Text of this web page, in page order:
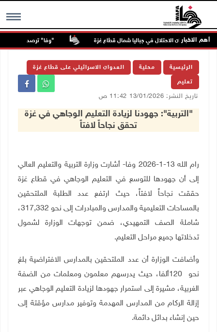
MENU أهم الاخبار
مصابون بنيران الاحتلال في جباليا شمال قطاع غزة "وفا" ترصد التحريض
الرئيسية محلية العدوان الاسرائيلي على قطاع غزة
تعليم
تاريخ النشر: 13/01/2026 11:42 ص
"التربية": جهودنا لزيادة التعليم الوجاهي في غزة
تحقق نجاحاً لافتاً
رام الله 13-1-2026 وفا- أشارت وزارة التربية والتعليم العالي
إلى أن جهودها للتوسع في التعليم الوجاهي في قطاع غزة
حققت نجاحاً لافتاً، حيث ارتفع عدد الطلبة الملتحقين
بالمساحات التعليمية والمدارس والمبادرات إلى نحو 317,332،
شاملة الصف التمهيدي، ضمن توجهات الوزارة لشمول
تدخلاتها جميع مراحل التعليم.
وأضافت الوزارة أن عدد الملتحقين بالمدارس الافتراضية بلغ
نحو
120ألفا، حيث يدرسهم معلمون ومعلمات من الضفة
الغربية، مشيرة إلى استمرار جهودها لزيادة التعليم الوجاهي عبر
إزالة الركام من المدارس المهدمة وتوفير مدارس مؤقتة إلى
حين إنشاء بدائل دائمة.